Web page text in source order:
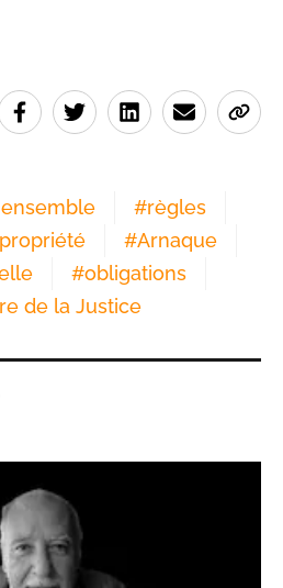
#règles
#Arnaque
#obligations
de la Justice